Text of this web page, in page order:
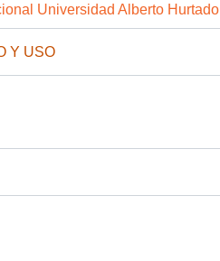
Universidad Alberto Hurtado
Y USO